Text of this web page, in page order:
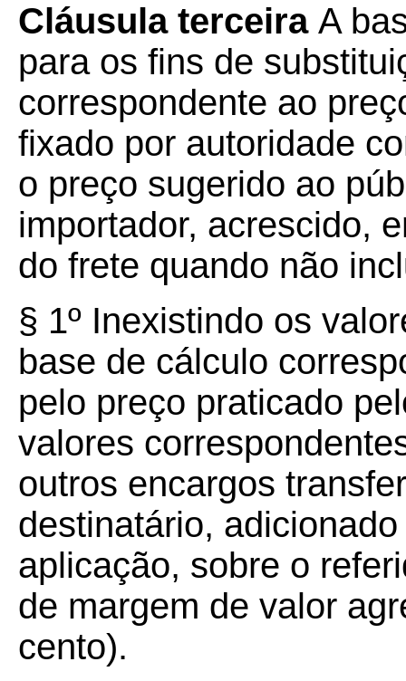
Cláusula terceira A
para os fins de
correspondente ao
fixado por autoridade
o preço sugerido ao
importador, acrescido,
do frete quando não
§ 1º Inexistindo os
base de cálculo
pelo preço praticado
valores
outros encargos
destinatário,
aplicação, sobre o
de margem de valor
cento).